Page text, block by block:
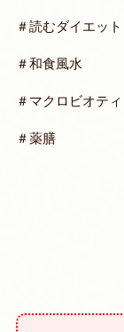
＃読むダイエット
＃和食風水
＃マクロビオテ
＃薬膳